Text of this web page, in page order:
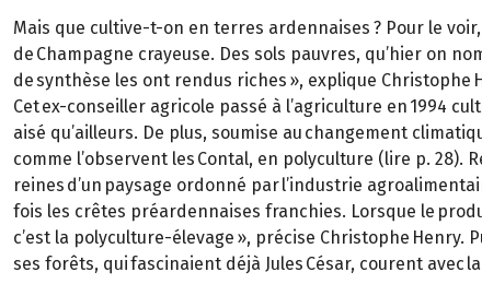
Mais que cultive-t-on en terres ardennaises ? Pour le
de Champagne crayeuse. Des sols pauvres, qu’hier on
de synthèse les ont rendus riches », explique Christophe
Cet ex-conseiller agricole passé à l’agriculture en 1994
aisé qu’ailleurs. De plus, soumise au changement
comme l’observent les Contal, en polyculture (lire p.
reines d’un paysage ordonné par l’industrie
fois les crêtes préardennaises franchies. Lorsque le
c’est la polyculture-élevage », précise Christophe
ses forêts, qui fascinaient déjà Jules César, courent avec